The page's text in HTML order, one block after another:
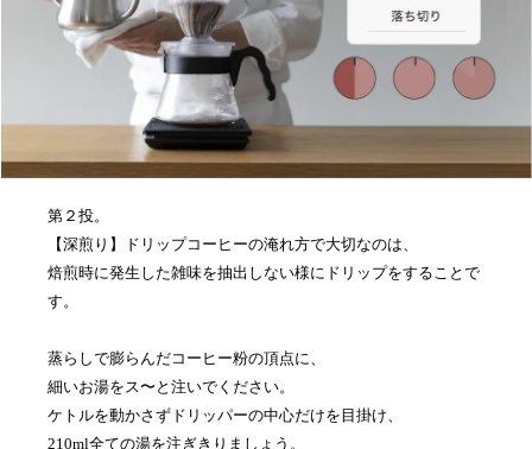
第２投。
【深煎り】ドリップコーヒーの淹れ方で大切なのは、
焙煎時に発生した雑味を抽出しない様にドリップをすることで
す。
蒸らしで膨らんだコーヒー粉の頂点に、
細いお湯をス〜と注いでください。
ケトルを動かさずドリッパーの中心だけを目掛け、
210ml全ての湯を注ぎきりましょう。